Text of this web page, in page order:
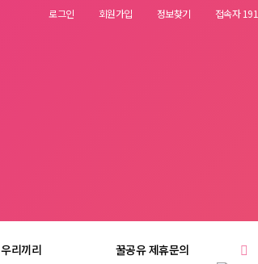
로그인 회원가입 정보찾기 접속자 191
우리끼리 꿀공유 제휴문의